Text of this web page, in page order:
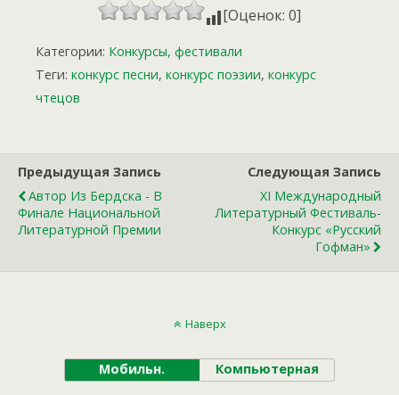
[Оценок: 0]
Категории: Конкурсы, фестивали
Теги: конкурс песни, конкурс поэзии, конкурс
чтецов
Предыдущая Запись
Автор Из Бердска - В
Финале Национальной
Литературной Премии
Следующая Запись
XI Международный
Литературный Фестиваль-
Конкурс «Русский
Гофман»
Наверх
Мобильн. Компьютерная